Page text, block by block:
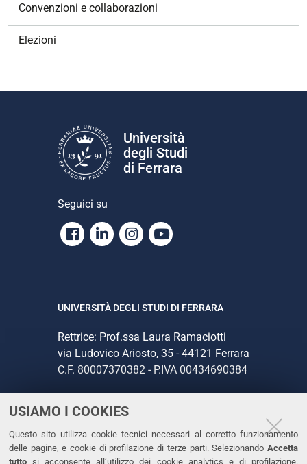
USIAMO I COOKIES
Questo sito utilizza cookie tecnici necessari al corretto funzionamento
delle pagine, e cookie di profilazione di terze parti. Selezionando Accetta
tutto si acconsente all’utilizzo dei cookie analytics e di profilazione.
Convenzioni e collaborazioni
Elezioni
Università
degli Studi
di Ferrara
Seguici su
Facebook
LinkedinInstagram
Youtube
UNIVERSITÀ DEGLI STUDI DI FERRARA
Rettrice: Prof.ssa Laura Ramaciotti
via Ludovico Ariosto, 35 - 44121 Ferrara
C.F. 80007370382 - P.IVA 00434690384
CONTATTI
Tel. +39 0532 293111
Fax. +39 0532 293031